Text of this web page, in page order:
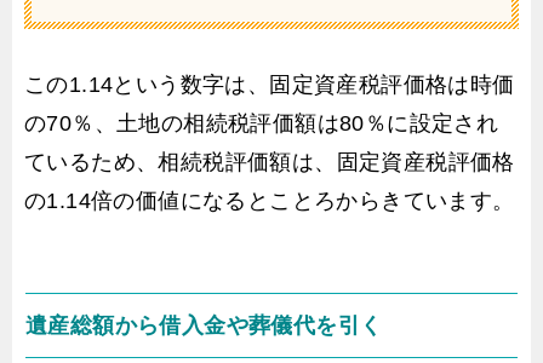
この1.14という数字は、固定資産税評価格は時価
の70％、土地の相続税評価額は80％に設定され
ているため、相続税評価額は、固定資産税評価格
の1.14倍の価値になるとことろからきています。
遺産総額から借入金や葬儀代を引く